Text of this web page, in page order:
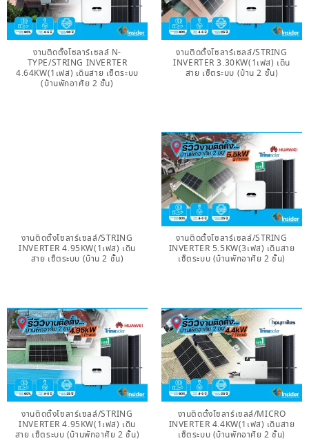
งานติดตั้งโซลาร์เซลล์ N-
TYPE/STRING INVERTER
4.64KW(1เฟส) เดินสาย เซ็ตระบบ
(บ้านพักอาศัย 2 ชั้น)
งานติดตั้งโซลาร์เซลล์/STRING
INVERTER 3.30KW(1เฟส) เดิน
สาย เซ็ตระบบ (บ้าน 2 ชั้น)
งานติดตั้งโซลาร์เซลล์/STRING
INVERTER 4.95KW(1เฟส) เดิน
สาย เซ็ตระบบ (บ้าน 2 ชั้น)
งานติดตั้งโซลาร์เซลล์/STRING
INVERTER 5.5KW(3เฟส) เดินสาย
เซ็ตระบบ (บ้านพักอาศัย 2 ชั้น)
งานติดตั้งโซลาร์เซลล์/STRING
INVERTER 4.95KW(1เฟส) เดิน
สาย เซ็ตระบบ (บ้านพักอาศัย 2 ชั้น)
งานติดตั้งโซลาร์เซลล์/MICRO
INVERTER 4.4KW(1เฟส) เดินสาย
เซ็ตระบบ (บ้านพักอาศัย 2 ชั้น)